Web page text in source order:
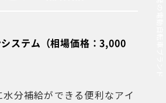
ステム（相場価格：3,000
分補給ができる便利なアイ